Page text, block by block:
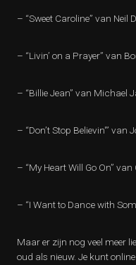
– “Sweet Caroline” van Neil
– “Livin’ on a Prayer” van
– “Billie Jean” van Michael
– “Don’t Stop Believin'” van
– “My Heart Will Go On” van
– “I Want to Dance with
Maar er zijn nog veel meer
oud als nieuw. Je kunt